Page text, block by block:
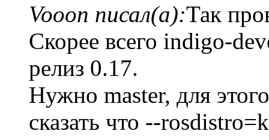
Vooon писал(а):Так
Скорее всего indigo-
релиз 0.17.
Нужно master, для
сказать что --